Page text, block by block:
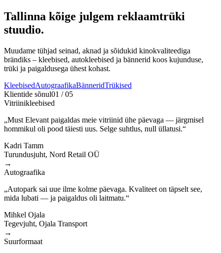
Tallinna kõige julgem reklaamtrüki
stuudio.
Muudame tühjad seinad, aknad ja sõidukid kinokvaliteediga
brändiks – kleebised, autokleebised ja bännerid koos kujunduse,
trüki ja paigaldusega ühest kohast.
KleebisedAutograafikaBänneridTrükised
Klientide sõnul01 /05
Vitriinikleebised
„Must Elevant paigaldas meie vitriinid ühe päevaga — järgmisel
hommikul oli pood täiesti uus. Selge suhtlus, null üllatusi.“
Kadri Tamm
Turundusjuht, Nord Retail OÜ
→
Autograafika
„Autopark sai uue ilme kolme päevaga. Kvaliteet on täpselt see,
mida lubati — ja paigaldus oli laitmatu.“
Mihkel Ojala
Tegevjuht, Ojala Transport
→
Suurformaat